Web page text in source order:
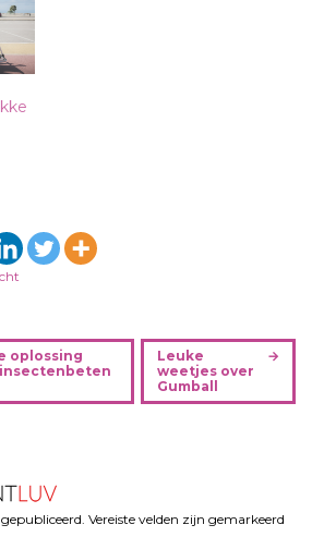
oplossing
Leuke
weetjes over
Gumball
Vereiste velden zijn gemarkeerd